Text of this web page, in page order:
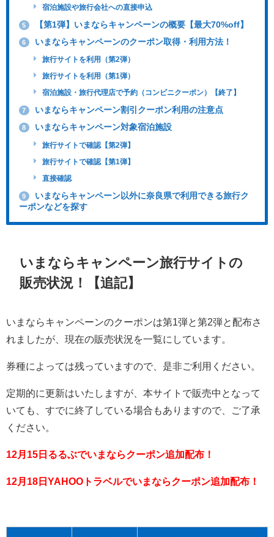
宿泊施設や旅行会社への直接申込
5 【第1弾】いまならキャンペーンの概要【最大70%off】
6 いまならキャンペーンのクーポン取得・利用方法！
旅行サイトを利用（第2弾）
旅行サイトを利用（第1弾）
宿泊施設・旅行代理店で予約（コンビニクーポン）【終了】
7 いまならキャンペーン割引クーポン利用の注意点
8 いまならキャンペーン対象宿泊施設
旅行サイトで確認【第2弾】
旅行サイトで確認【第1弾】
直接確認
9
いまならキャンペーン以外に奈良県で利用できる旅行ク
ーポンなどを探す
いまならキャンペーン旅行サイトの
販売状況！【追記】
いまならキャンペーンのクーポンは第1弾と第2弾と配布さ
れましたが、現在の販売状況を一覧にしています。
券種によっては残っていますので、是非ご利用ください。
定期的に更新はいたしますが、本サイトで販売中となって
いても、すでに終了している場合もありますので、ご了承
ください。
12月15日るるぶでいまならクーポン追加配布！
12月18日YAHOOトラベルでいまならクーポン追加配布！